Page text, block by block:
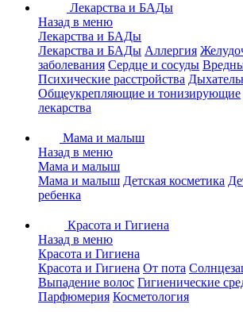
Лекарства и БАДы
Назад в меню
Лекарства и БАДы
Лекарства и БАДы Аллергия
заболевания Сердце и сосуды
Психические расстройства
Общеукрепляющие и тонизирующие
лекарства
Мама и малыш
Назад в меню
Мама и малыш
Мама и малыш Детская косметика
ребенка
Красота и Гигиена
Назад в меню
Красота и Гигиена
Красота и Гигиена От пота
Выпадение волос Гигиенические
Парфюмерия Косметология